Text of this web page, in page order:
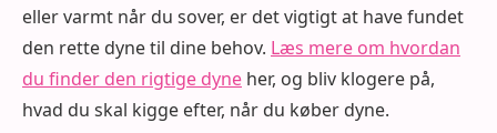
eller varmt når du sover, er det vigtigt at have fundet
den rette dyne til dine behov. Læs mere om hvordan
du finder den rigtige dyne her, og bliv klogere på,
hvad du skal kigge efter, når du køber dyne.